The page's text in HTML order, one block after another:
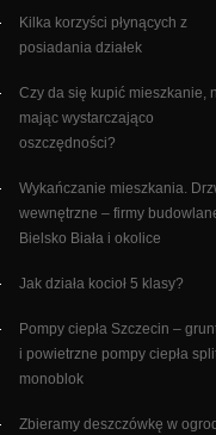
Kilka korzyści płynących z
posiadania działek
Czy da się kupić mieszkanie,
mając wystarczająco
oszczędności?
Wykańczanie mieszkania.
wewnętrzne – firmy
Bielsko Biała i okolice
Jak działa kocioł 5 klasy?
Pompy ciepła Szczecin –
i powietrzne pompy ciepła
monoblok
Zbieramy deszczówkę w